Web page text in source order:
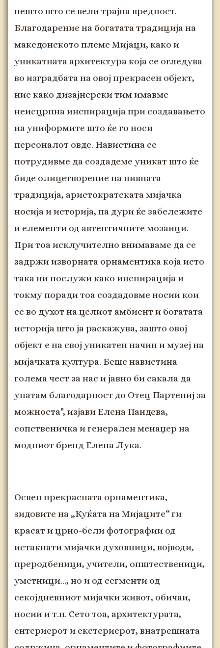
нешто што се вели трајна вредност.
Благодарение на богатата традиција на
македонското племе Мијаци, како и
уникатната архитектура која се огледува
во изградбата на овој прекрасен објект,
ние како дизајнерски тим имавме
неисцрпна инспирација при создавањето
на униформите што ќе го носи
персоналот овде. Навистина се
потрудивме да создадеме уникат што ќе
биде олицетворение на нивната
традиција, аристократската мијачка
носија и историја, па дури ќе забележите
и елементи од автентичните мозаици.
При тоа исклучително внимаваме да се
задржи изворната орнаментика која исто
така ни послужи како инспирација и
токму поради тоа создадовме носии кои
се во духот на целиот амбиент и богатата
историја што ја раскажува, зашто овој
објект е на свој уникатен начин и музеј на
мијачката култура. Беше навистина
голема чест за нас и јавно би сакала да
упатам благодарност до Отец Партениј за
можноста", изјави Елена Пандева,
сопственичка и генерален менаџер на
модниот бренд Елена Лука.
Освен прекрасната орнаментика,
ѕидовите на „Куќата на Мијаците“ ги
красат и црно-бели фотографии од
истакнати мијачки духовници, војводи,
преродбеници, учители, општественици,
уметници…, но и од сегменти од
секојдневниот мијачки живот, обичаи,
носии и т.н. Сето тоа, архитектурата,
ентериерот и екстериерот, внатрешната